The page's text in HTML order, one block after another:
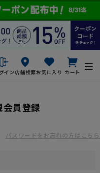
イン店舗検索お気に入り カート
会員登録
パスワードをお忘れの方はこちら